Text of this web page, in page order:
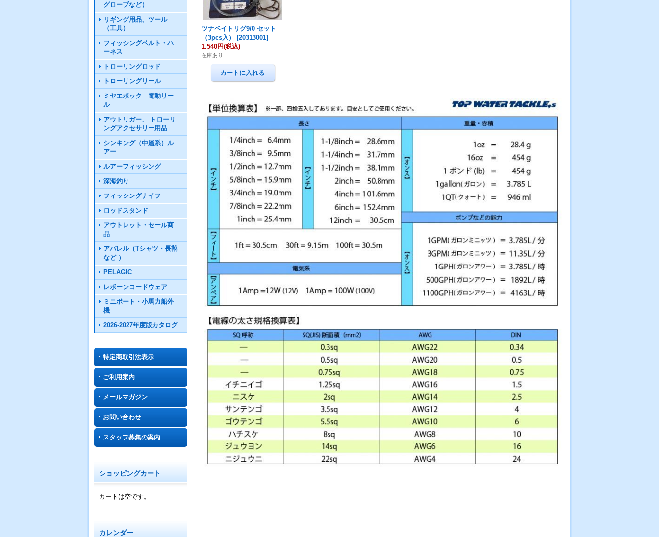
グローブなど）
リギング用品、ツール
（工具）
フィッシングベルト・ハ
ーネス
トローリングロッド
トローリングリール
ミヤエポック 電動リー
ル
アウトリガー、 トローリ
ングアクセサリー用品
シンキング（中層系）ル
アー
ルアーフィッシング
深海釣り
フィッシングナイフ
ロッドスタンド
アウトレット・セール商
品
アパレル（Tシャツ・長靴
など ）
PELAGIC
レボーンコードウェア
ミニボート・小馬力船外
機
2026-2027年度版カタログ
特定商取引法表示
ご利用案内
メールマガジン
お問い合わせ
スタッフ募集の案内
ショッピングカート
カートは空です。
カレンダー
ツナベイトリグ9/0 セット
（3pcs入）
[20313001]
1,540円(税込)
在庫あり